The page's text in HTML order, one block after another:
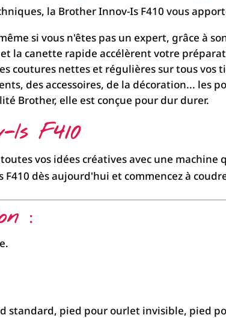
la Brother Innov-Is F410 vous
si vous n'êtes pas un expert, grâce à
la canette rapide accélèrent votre
coutures nettes et régulières sur tous vos
des accessoires, de la décoration... les
Brother, elle est conçue pour dur durer.
F410
vos idées créatives avec une
dès aujourd'hui et commencez à
:
standard, pied pour ourlet invisible, pied